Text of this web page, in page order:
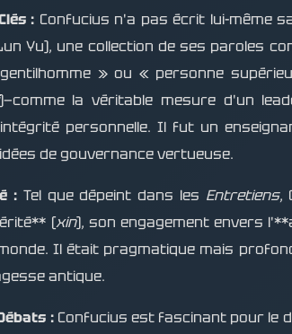
: Confucius n'a pas écrit lui-même
Yu), une collection de ses paroles
» ou « personne
la véritable mesure d'un
personnelle. Il fut un
de gouvernance vertueuse.
: Tel que dépeint dans les Entretiens,
(xin), son engagement envers
Il était pragmatique mais
antique.
:Confucius est fascinant pour le